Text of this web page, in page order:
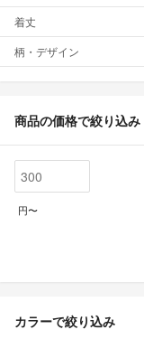
着丈
柄・デザイン
商品の価格で絞り込み
円〜
カラーで絞り込み